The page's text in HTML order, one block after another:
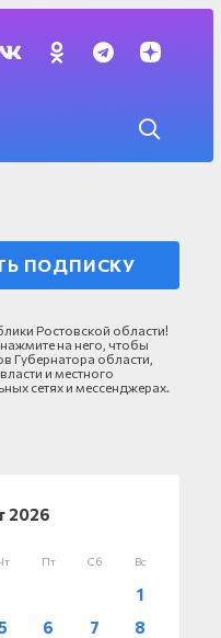
ПОДПИСКУ
Ростовской области!
на него, чтобы
Губернатора области,
и местного
сетях и мессенджерах.
2026
Пт Сб Вс
1
6 7
8